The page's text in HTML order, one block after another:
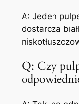
A: Jeden
dostarcza
Q: Czy